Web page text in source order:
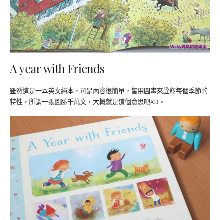
A year with Friends
雖然這是一本英文繪本，可是內容很簡單，皆用圖畫來詮釋每個季節的
特性，所謂一張圖勝千萬文，大概就是這個意思吧XD。